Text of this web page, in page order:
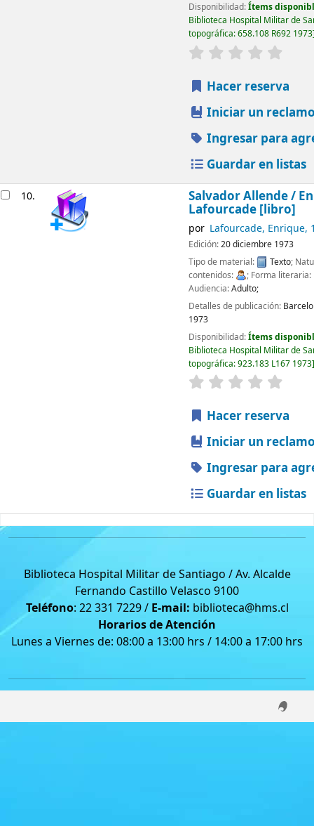
Disponibilidad:Ítems
Biblioteca Hospital Militar de
topográfica:658.108 R692 1973
valoración
Hacer reserva
Iniciar un
Ingresar para
Guardar en listas
10. Salvador Allende /
Lafourcade [libro]
por Lafourcade, Enrique,
Edición:20 diciembre 1973
Tipo de material:
Texto;
contenidos:
; Forma literaria:
Audiencia:Adulto;
Detalles de publicación:
1973
Disponibilidad:Ítems
Biblioteca Hospital Militar de
topográfica:923.183 L167 1973
valoración
Hacer reserva
Iniciar un
Ingresar para
Guardar en listas
Biblioteca Hospital Militar de Santiago / Av. Alcalde
Fernando Castillo Velasco 9100
Teléfono: 22 331 7229 / E-mail: biblioteca@hms.cl
Horarios de Atención
Lunes a Viernes de: 08:00 a 13:00 hrs / 14:00 a 17:00 hrs